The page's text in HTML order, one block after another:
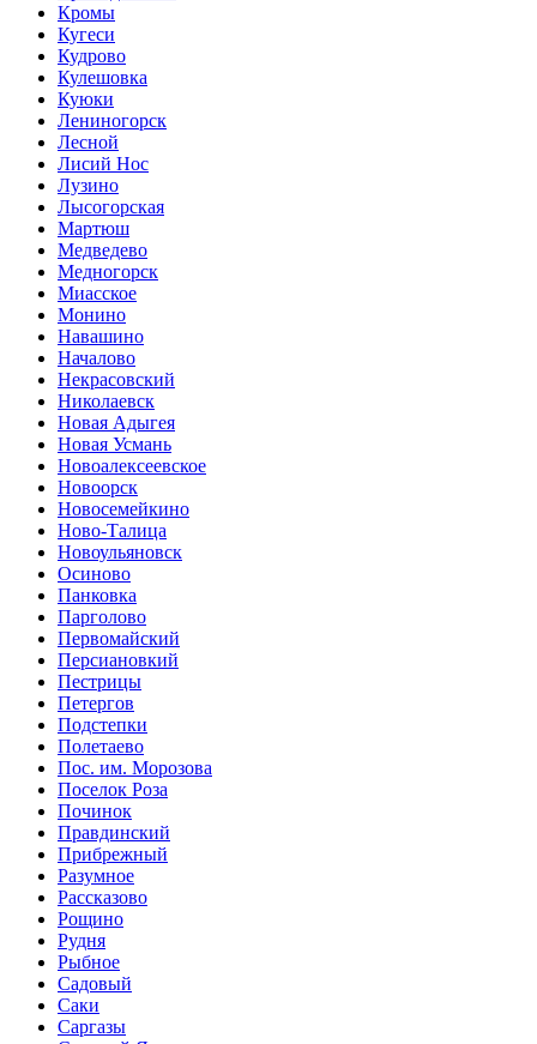
Кромы
Кугеси
Кудрово
Кулешовка
Куюки
Лениногорск
Лесной
Лисий Нос
Лузино
Лысогорская
Мартюш
Медведево
Медногорск
Миасское
Монино
Навашино
Началово
Некрасовский
Николаевск
Новая Адыгея
Новая Усмань
Новоалексеевское
Новоорск
Новосемейкино
Ново-Талица
Новоульяновск
Осиново
Панковка
Парголово
Первомайский
Персиановкий
Пестрицы
Петергов
Подстепки
Полетаево
Пос. им. Морозова
Поселок Роза
Починок
Правдинский
Прибрежный
Разумное
Рассказово
Рощино
Рудня
Рыбное
Садовый
Саки
Саргазы